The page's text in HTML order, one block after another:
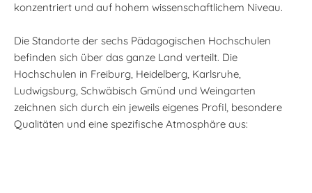
konzentriert und auf hohem wissenschaftlichem Niveau.
Die Standorte der sechs Pädagogischen Hochschulen
befinden sich über das ganze Land verteilt. Die
Hochschulen in Freiburg, Heidelberg, Karlsruhe,
Ludwigsburg, Schwäbisch Gmünd und Weingarten
zeichnen sich durch ein jeweils eigenes Profil, besondere
Qualitäten und eine spezifische Atmosphäre aus: